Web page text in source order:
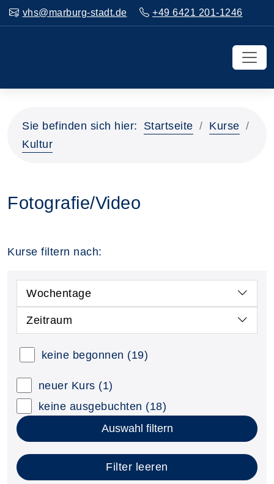
vhs@marburg-stadt.de +49 6421 201-1246
Sie befinden sich hier: Startseite
Kurse
Kultur
Fotografie/Video
Kurse filtern nach:
Wochentage
Zeitraum
keine begonnen (19)
neuer Kurs (1)
keine ausgebuchten (18)
Auswahl filtern
Filter leeren